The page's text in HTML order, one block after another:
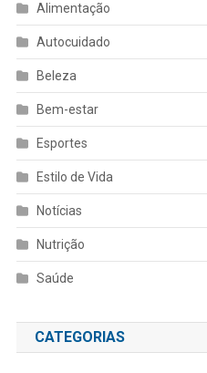
Alimentação
Autocuidado
Beleza
Bem-estar
Esportes
Estilo de Vida
Notícias
Nutrição
Saúde
CATEGORIAS